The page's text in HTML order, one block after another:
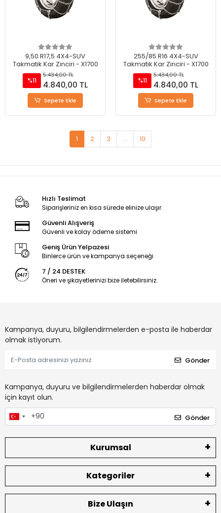
9,50 R17,5 4X4-SUV
Takmatik Kar Zinciri - X1700
%11
5.434,00 TL
4.840,00 TL
Sepete Ekle
255/85 R16 4X4-SUV
Takmatik Kar Zinciri - X1700
%11
5.434,00 TL
4.840,00 TL
Sepete Ekle
1 2 3 ... 10
Hızlı Teslimat
Siparişleriniz en kısa sürede elinize ulaşır.
Güvenli Alışveriş
Güvenli ve kolay ödeme sistemi
Geniş Ürün Yelpazesi
Binlerce ürün ve kampanya seçeneği
7 / 24 DESTEK
Öneri ve şikayetlerinizi bize iletebilirsiniz.
Kampanya, duyuru, bilgilendirmelerden e-posta ile haberdar
olmak istiyorum.
Gönder
Kampanya, duyuru ve bilgilendirmelerden haberdar olmak
için kayıt olun.
Gönder
Kurumsal
Kategoriler
Bize Ulaşın